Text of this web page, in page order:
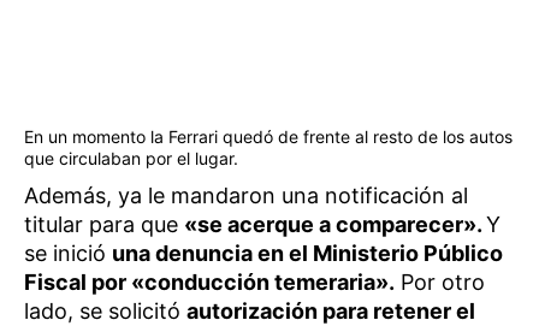
En un momento la Ferrari quedó de frente al resto de los autos
que circulaban por el lugar.
Además, ya le mandaron una notificación al
titular para que «se acerque a comparecer».Y
se inició una denuncia en el Ministerio Público
Fiscal por «conducción temeraria». Por otro
lado, se solicitó autorización para retener el